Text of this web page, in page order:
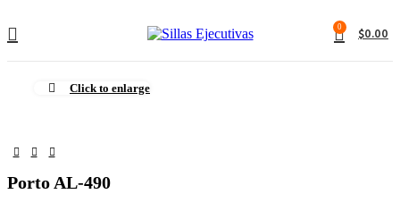
0 $0.00
Click to enlarge
Porto AL-490